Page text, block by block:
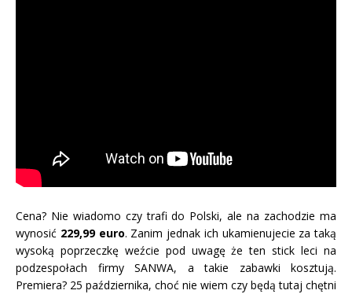
Cena? Nie wiadomo czy trafi do Polski, ale na zachodzie ma
wynosić 229,99 euro. Zanim jednak ich ukamienujecie za taką
wysoką poprzeczkę weźcie pod uwagę że ten stick leci na
podzespołach firmy SANWA, a takie zabawki kosztują.
Premiera? 25 października, choć nie wiem czy będą tutaj chętni